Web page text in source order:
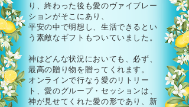
り、終わった後も愛のヴァイブレー
ションがそこにあり、
平安の中で明想し、生活できるとい
う素敵なギフトもついていました。
神はどんな状況においても、必ず、
最高の贈り物を贈ってくれます。
オンラインで行なう愛のリトリー
ト、愛のグループ・セッションは、
神が見せてくれた愛の形であり、新